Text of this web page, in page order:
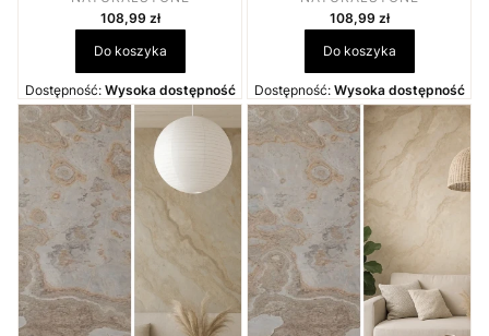
Cena
108,99 zł
Do koszyka
Dostępność: Wysoka dostępność
Cena
108,99 zł
Do koszyka
Dostępność: Wysoka dostępność